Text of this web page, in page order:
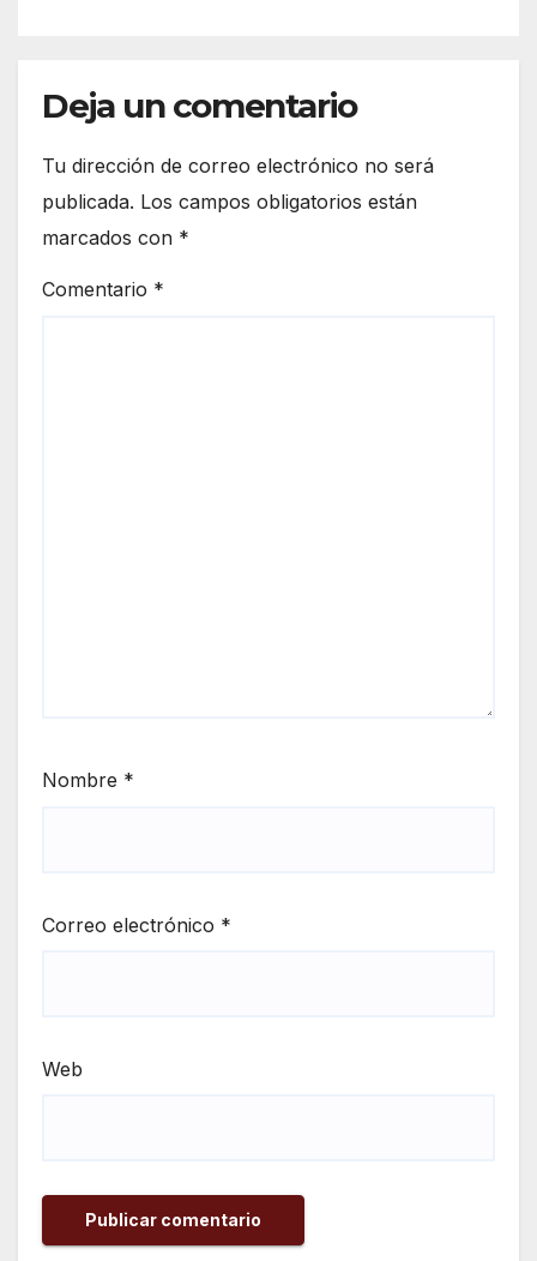
Deja un comentario
Tu dirección de correo electrónico no será
publicada. Los campos obligatorios están
marcados con *
Comentario *
Nombre *
Correo electrónico *
Web